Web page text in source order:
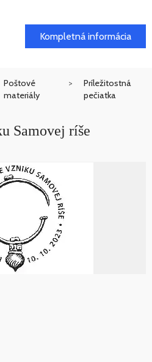
Kompletná informácia
Poštové
materiály
Príležitostná
pečiatka
Samovej ríše